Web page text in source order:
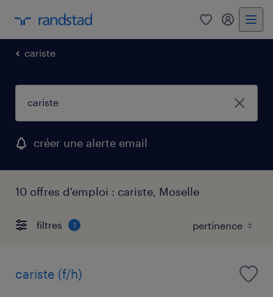
0 mon
cariste
créer une alerte email
10 offres d'emploi : cariste, Moselle
filtres 1
cariste (f/h)